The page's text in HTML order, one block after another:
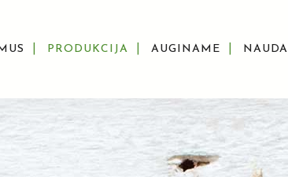
PRODUKCIJA AUGINAME NAUDA